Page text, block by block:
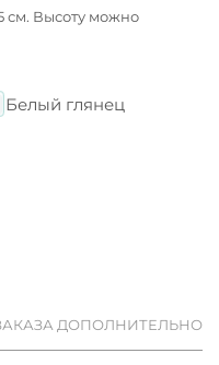
см. Высоту можно
Белый глянец
ДОПОЛНИТЕЛЬНО